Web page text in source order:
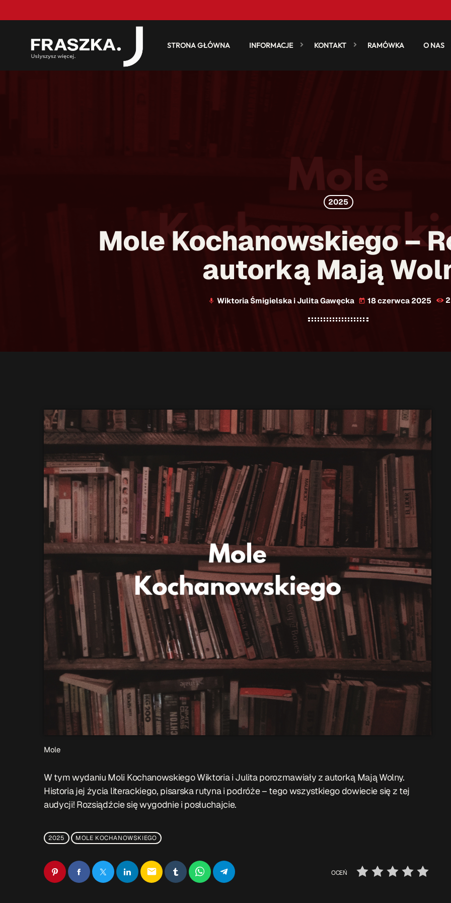
STRONA GŁÓWNA INFORMACJE KONTAKT RAMÓWKA O NAS
2025
Mole Kochanowskiego –
autorką Mają
mic Wiktoria Śmigielska i Julita Gawęcka today 18 czerwca 2025 2
Mole
W tym wydaniu Moli Kochanowskiego Wiktoria i Julita porozmawiały z autorką Mają Wolny.
Historia jej życia literackiego, pisarska rutyna i podróże – tego wszystkiego dowiecie się z tej
audycji! Rozsiądźcie się wygodnie i posłuchajcie.
2025 MOLE KOCHANOWSKIEGO
email OCEŃ